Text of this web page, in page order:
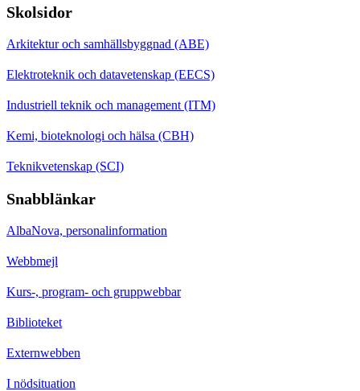
Skolsidor
Arkitektur och samhällsbyggnad (ABE)
Elektroteknik och datavetenskap (EECS)
Industriell teknik och management (ITM)
Kemi, bioteknologi och hälsa (CBH)
Teknikvetenskap (SCI)
Snabblänkar
AlbaNova, personalinformation
Webbmejl
Kurs-, program- och gruppwebbar
Biblioteket
Externwebben
I nödsituation